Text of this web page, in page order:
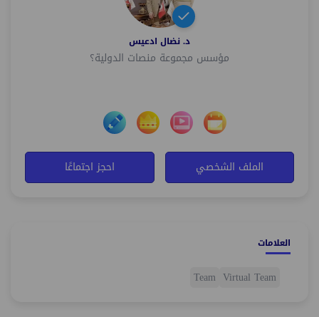
د. نضال ادعيس
مؤسس مجموعة منصات الدولية؟
الملف الشخصي احجز اجتماعًا
العلامات
Virtual Team
Team